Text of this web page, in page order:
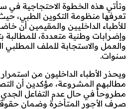
وتأتي هذه الخطوة الاحتجاجية في
تعرفها منظومة التكوين الطبي،
للأطباء الداخليين والمقيمين أن
وإضرابات وطنية متعددة،
والعمل والاستجابة للملف
سنوات.
ويحذر الأطباء الداخليون من
مطالبهم المشروعة، مؤكدين أن
مطروحاً في حال عدم التفاعل
صرف الأجور المتأخرة وضمان